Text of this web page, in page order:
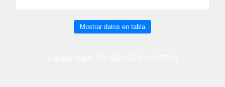
Mostrar datos en tabla